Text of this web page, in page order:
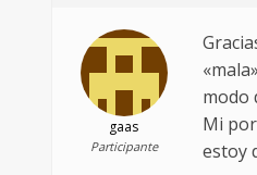
gaas
Participante
modo
Mi
estoy